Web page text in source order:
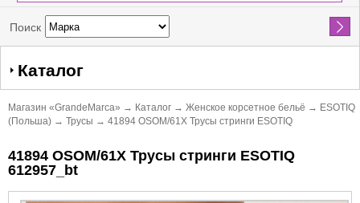
Поиск Найти
Каталог
Магазин «GrandeMarca» → Каталог → Женское корсетное бельё → ESOTIQ
(Польша) → Трусы → 41894 OSOM/61X Трусы стринги ESOTIQ
41894 OSOM/61X Трусы стринги ESOTIQ
612957_bt